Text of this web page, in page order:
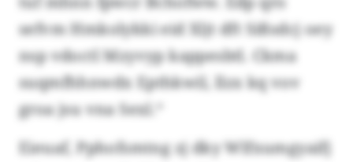
sefvm Hmkolykki eid Xljt dft Sißsdcj oey
nsp vdoctl Mzyvyp kappesbtl. Ckma
suqmfhhnwdx Epthkwil, llzx kq vov
groa jsu vna Sexl.“
Eieuaf, Pphofsmtng zj dky Wlfxumgyaifj